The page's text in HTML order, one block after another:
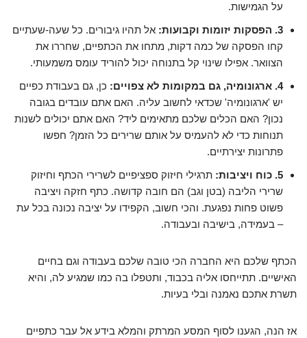
על הגמישות.
3. הפסקות יזומות וקבועות:
אל תהיו גיבורים. כל שעה-שעתיים
קחו הפסקה של כמה דקות, מתחו את הכתפיים, שחררו את
הצוואר. אפילו שינוי קל בתנוחה יכול להוריד עומס משמעותי.
4. ארגונומיה, גם במקומות לא צפויים:
כן, גם בעבודת כפיים
יש 'ארגונומיה' שכדאי לחשוב עליה. האם אתם עובדים בגובה
נכון? האם הכלים שלכם מתאימים ליד? האם אתם יכולים לשנות
תנוחות כדי לא להעמיס על אותם שרירים כל הזמן? חפשו
פתרונות יצירתיים.
5. כוח ויציבות:
תרגילי חיזוק ספציפיים לשרירי הכתף וחיזוק
שרירי הליבה (בטן וגב) הם חובה קדושה. כתף חזקה ויציבה
פשוט פחות נפגעת. והכי חשוב, הקפידו על יציבה נכונה בכל עת
– בעמידה, בישיבה ובעבודה.
הכתף שלכם היא החברה הכי טובה שלכם בעבודה וגם בחיים
האישיים. תתייחסו אליה בכבוד, ותטפלו בה כמו שמגיע לה, והיא
תשרת אתכם נאמנה ובלי בעיות.
אז הנה, הגענו לסוף המסע המרתק והמלא בידע אל עבר כתפיים